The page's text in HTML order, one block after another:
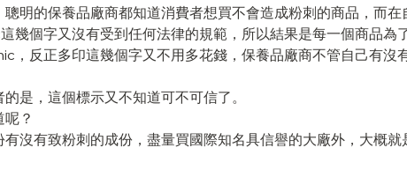
明的保養品廠商都知道消費者想買不會造成粉刺的商品，而
幾個字又沒有受到任何法律的規範，所以結果是每一個商品為
，反正多印這幾個字又不用多花錢，保養品廠商不管自己有沒
是，這個標示又不知道可不可信了。
？
沒有致粉刺的成份，盡量買國際知名具信譽的大廠外，大概